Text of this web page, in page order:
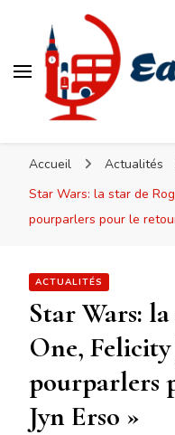
Accueil
Actualités
Star Wars: la star de
pourparlers pour le
ACTUALITÉS
Star Wars:
One, Felicity
pourparlers
Jyn Erso »